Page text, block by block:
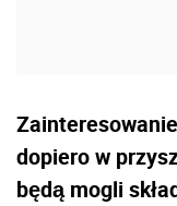
dopiero w
będą mogli